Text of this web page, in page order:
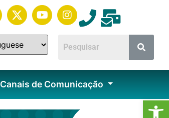
Canais de Comunicação